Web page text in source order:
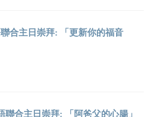
合主日崇拜: 「更新你的福音
聯合主日崇拜: 「阿爸父的心腸」